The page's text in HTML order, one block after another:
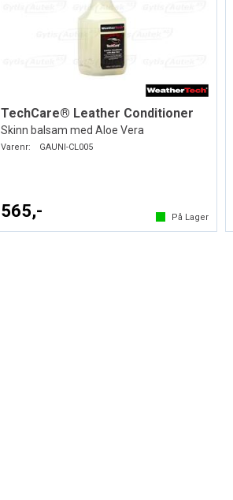
TechCare® Leather Conditioner
Skinn balsam med Aloe Vera
Varenr: GAUNI-CL005
565,- På Lager